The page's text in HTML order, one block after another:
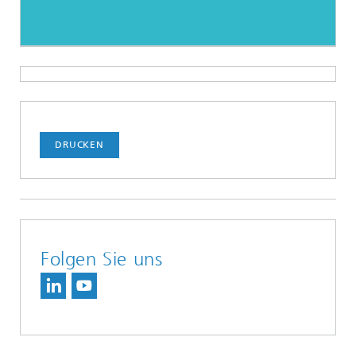
DRUCKEN
Folgen Sie uns